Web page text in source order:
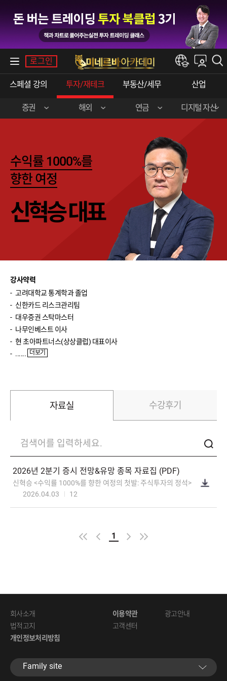
로그인
스페셜강의 투자/재테크 부동산/세무 산업
한경e아카데미
내강의실
증권
곽영훈(주식실전)
이춘광(주식입문)
송재경(주식입문)
반종민(주식입문)
신성호(ETF입문)
이진우(환율)
해외
김선형(한·미주식)
연금 디지털자산
수익률1000%를
향한여정
신혁승대표
강사약력
고려대학교통계학과졸업
신한카드리스크관리팀
대우증권스탁마스터
나무인베스트이사
현초아파트너스(상상클럽)대표이사
...... 더보기
자료실 수강후기
2026년2분기증시전망&유망종목자료집(PDF)
신혁승<수익률1000%를향한여정의첫발:주식투자의정석>
2026.04.03
12
1
회사소개
법적고지
개인정보처리방침
이용약관
고객센터
광고안내
Familysite